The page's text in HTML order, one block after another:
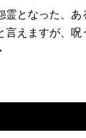
霊となった、
言えますが、呪